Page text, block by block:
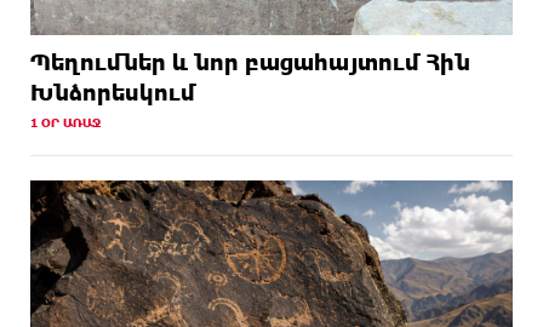
Պեղումներ և նոր բացահայտում Հին
Խնձորեսկում
1 ՕՐ ԱՌԱՋ